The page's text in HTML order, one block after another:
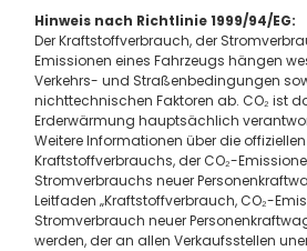
Hinweis nach Richtlinie 1999/94/EG:
Der Kraftstoffverbrauch, der
Emissionen eines Fahrzeugs hängen
Verkehrs- und Straßenbedingungen
nichttechnischen Faktoren ab. CO₂ ist
Erderwärmung hauptsächlich
Weitere Informationen über die
Kraftstoffverbrauchs, der CO₂-
Stromverbrauchs neuer
Leitfaden „Kraftstoffverbrauch, CO₂-
Stromverbrauch neuer
werden, der an allen Verkaufsstellen